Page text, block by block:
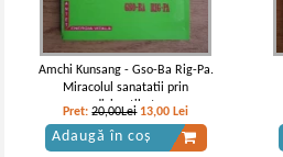
Amchi Kunsang - Gso-Ba Rig-Pa.
Miracolul sanatatii prin
medicina tibetana
Pret:20,00Lei 13,00 Lei
Adaugă în coș